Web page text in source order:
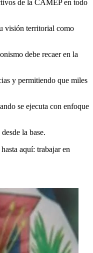
de la CAMEP en todo
visión territorial como
debe recaer en la
y permitiendo que miles
se ejecuta con enfoque
la base.
aquí: trabajar en